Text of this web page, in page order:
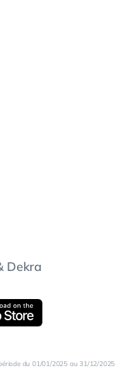
du 01/01/2025 au 31/12/2025
Dekra